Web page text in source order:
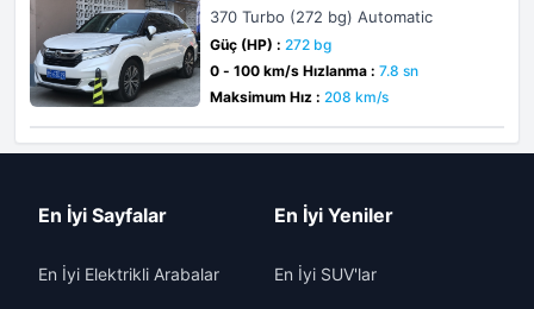
370 Turbo (272 bg) Automatic
Güç (HP) : 272 bg
0 - 100 km/s Hızlanma : 7.8 sn
Maksimum Hız : 208 km/s
En İyi Sayfalar
En İyi Elektrikli Arabalar
En İyi Yeniler
En İyi SUV'lar